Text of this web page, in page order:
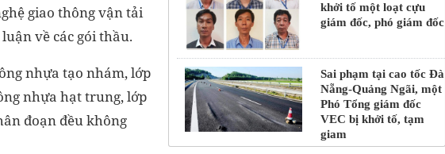
khởi tố một loạt cựu
giám đốc, phó giám đốc
Sai phạm tại cao tốc Đà
Nẵng-Quảng Ngãi, một
Phó Tổng giám đốc
VEC bị khởi tố, tạm
giam
giao thông vận tải
về các gói thầu.
nhựa tạo nhám, lớp
nhựa hạt trung, lớp
đoạn đều không